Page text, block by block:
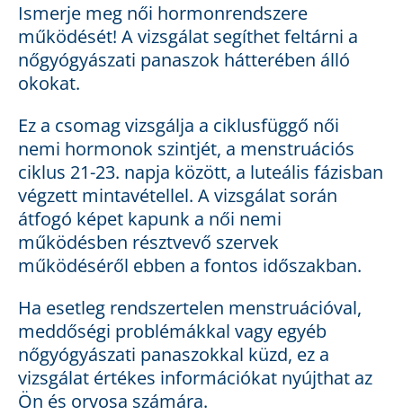
Ismerje meg női hormonrendszere
működését! A vizsgálat segíthet feltárni a
nőgyógyászati panaszok hátterében álló
okokat.
Ez a csomag vizsgálja a ciklusfüggő női
nemi hormonok szintjét, a menstruációs
ciklus 21-23. napja között, a luteális fázisban
végzett mintavétellel. A vizsgálat során
átfogó képet kapunk a női nemi
működésben résztvevő szervek
működéséről ebben a fontos időszakban.
Ha esetleg rendszertelen menstruációval,
meddőségi problémákkal vagy egyéb
nőgyógyászati panaszokkal küzd, ez a
vizsgálat értékes információkat nyújthat az
Ön és orvosa számára.